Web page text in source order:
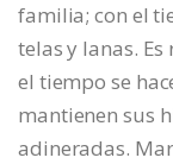
familia; con el
telas y lanas.
el tiempo se
mantienen sus
adineradas.